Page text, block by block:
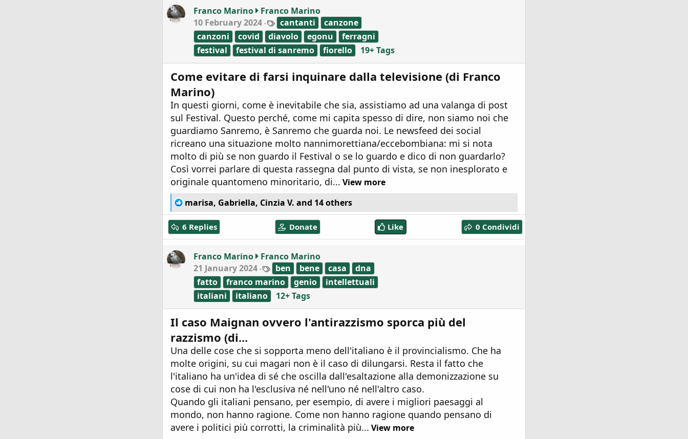
o
Franco Marino
Franco Marino
10 February 2024
T
a
g
s
cantanti
canzone
canzoni
covid diavolo egonu
ferragni
festival
festival di sanremo fiorello 19+ Tags
Come evitare di farsi inquinare dalla televisione (di Franco
Marino)
In questi giorni, come è inevitabile che sia, assistiamo ad una valanga di post
sul Festival. Questo perché, come mi capita spesso di dire, non siamo noi che
guardiamo Sanremo, è Sanremo che guarda noi. Le newsfeed dei social
ricreano una situazione molto nannimorettiana/eccebombiana: mi si nota
molto di più se non guardo il Festival o se lo guardo e dico di non guardarlo?
Così vorrei parlare di questa rassegna dal punto di vista, se non inesplorato e
originale quantomeno minoritario, di... View more
R
e
a
c
t
o
marisa, Gabriella, Cinzia V. and 14 others
6 Replies Donate Like 0 Condividi
Franco Marino
Franco Marino
21 January 2024
T
a
g
s
ben bene casa
dna
fatto
franco marino genio
intellettuali
italiani
italiano 12+ Tags
Il caso Maignan ovvero l'antirazzismo sporca più del
razzismo (di...
Una delle cose che si sopporta meno dell'italiano è il provincialismo. Che ha
molte origini, su cui magari non è il caso di dilungarsi. Resta il fatto che
l'italiano ha un'idea di sé che oscilla dall'esaltazione alla demonizzazione su
cose di cui non ha l'esclusiva né nell'uno né nell'altro caso.
Quando gli italiani pensano, per esempio, di avere i migliori paesaggi al
mondo, non hanno ragione. Come non hanno ragione quando pensano di
avere i politici più corrotti, la criminalità più... View more